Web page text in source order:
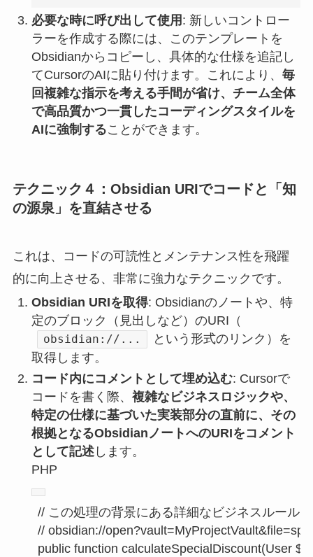
必要な時に呼び出して使用 : 新しいコントロー
ラーを作成する際には、このテンプレートを
Obsidianからコピーし、具体的な仕様を追記し
てCursorのAIに貼り付けます。これにより、 毎
回複雑な指示を考える手間が省け、チーム全体
で高品質かつ一貫したコーディングスタイルを
AIに強制することができます。
テクニック４：Obsidian URIでコードと「知
の源泉」を直結させる
これは、コードの可読性とメンテナンス性を飛躍
的に向上させる、非常に強力なテクニックです。
Obsidian URIを取得: Obsidianのノートや、特
定のブロック（見出しなど）のURI（
obsidian://...
という形式のリンク）を
取得します。
コード内にコメントとして埋め込む: Cursorで
コードを書く際、 複雑なビジネスロジックや、
特定の仕様に基づいた実装部分の直前に、その
根拠となるObsidianノートへのURIをコメント
として記述します。
PHP
// この処理の背景にある詳細なビジネスルール
// obsidian://
public function calculateSpecialDiscount(User